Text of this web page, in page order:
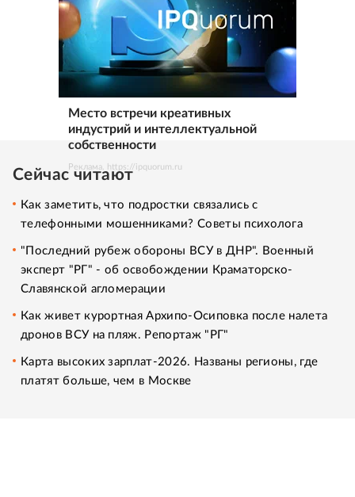
Место встречи креативных
индустрий и интеллектуальной
собственности
Реклама. https://ipquorum.ru
Сейчас читают
Как заметить, что подростки связались с
телефонными мошенниками? Советы психолога
"Последний рубеж обороны ВСУ в ДНР". Военный
эксперт "РГ" - об освобождении Краматорско-
Славянской агломерации
Как живет курортная Архипо-Осиповка после налета
дронов ВСУ на пляж. Репортаж "РГ"
Карта высоких зарплат-2026. Названы регионы, где
платят больше, чем в Москве